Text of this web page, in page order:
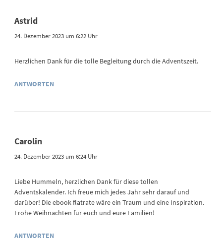
Astrid
24. Dezember 2023 um 6:22 Uhr
Herzlichen Dank für die tolle Begleitung durch die Adventszeit.
ANTWORTEN
Carolin
24. Dezember 2023 um 6:24 Uhr
Liebe Hummeln, herzlichen Dank für diese tollen
Adventskalender. Ich freue mich jedes Jahr sehr darauf und
darüber! Die ebook flatrate wäre ein Traum und eine Inspiration.
Frohe Weihnachten für euch und eure Familien!
ANTWORTEN